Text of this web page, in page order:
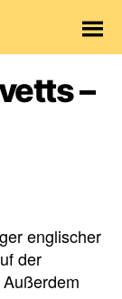
–
englischer
der